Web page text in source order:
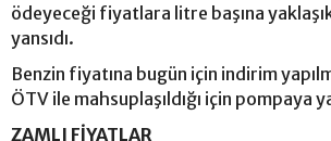
ödeyeceği fiyatlara litre başına
yansıdı.
Benzin fiyatına bugün için indirim
ÖTV ile mahsuplaşıldığı için pompaya
ZAMLI FİYATLAR